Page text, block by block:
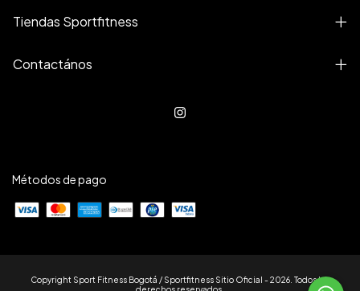
Tiendas Sportfitness
Contactános
Métodos de pago
Copyright Sport Fitness Bogotá / Sportfitness Sitio Oficial - 2026. Todos los